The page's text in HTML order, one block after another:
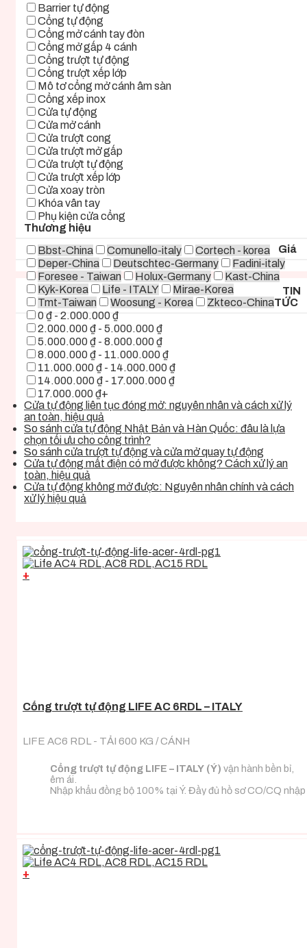
Barrier tự động
Cổng tự động
Cổng mở cánh tay đòn
Cổng mở gấp 4 cánh
Cổng trượt tự động
Cổng trượt xếp lớp
Mô tơ cổng mở cánh âm sàn
Cổng xếp inox
Cửa tự động
Cửa mở cánh
Cửa trượt cong
Cửa trượt mở gấp
Cửa trượt tự động
Cửa trượt xếp lớp
Cửa xoay tròn
Khóa vân tay
Phụ kiện cửa cổng
Thương hiệu
Bbst-China
Comunello-italy
Cortech - korea
Deper-China
Deutschtec-Germany
Fadini-italy
Foresee - Taiwan
Holux-Germany
Kast-China
Kyk-Korea
Life - ITALY
Mirae-Korea
Tmt-Taiwan
Woosung - Korea Zkteco-China
Giá
0 ₫ - 2.000.000 ₫
2.000.000 ₫ - 5.000.000 ₫
5.000.000 ₫ - 8.000.000 ₫
8.000.000 ₫ - 11.000.000 ₫
11.000.000 ₫ - 14.000.000 ₫
14.000.000 ₫ - 17.000.000 ₫
17.000.000 ₫+
TIN
TỨC
Cửa tự động liên tục đóng mở: nguyên nhân và cách xử lý
an toàn, hiệu quả
So sánh cửa tự động Nhật Bản và Hàn Quốc: đâu là lựa
chọn tối ưu cho công trình?
So sánh cửa trượt tự động và cửa mở quay tự động
Cửa tự động mất điện có mở được không? Cách xử lý an
toàn, hiệu quả
Cửa tự động không mở được: Nguyên nhân chính và cách
xử lý hiệu quả
+
Cổng trượt tự động LIFE AC 6RDL – ITALY
LIFE AC6 RDL - TẢI 600 KG / CÁNH
Cổng trượt tự động LIFE – ITALY (Ý) vận hành bền bỉ,
êm ái.
Nhập khẩu đồng bộ 100% tại Ý. Đầy đủ hồ sơ CO/CQ nhập
+